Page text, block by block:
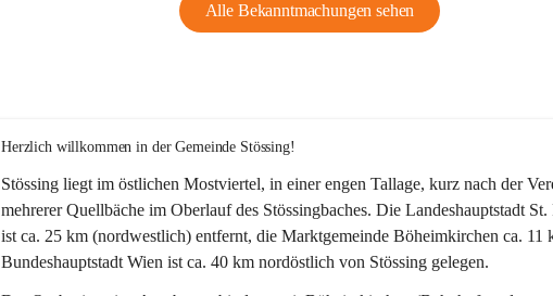
Alle Bekanntmachungen sehen
Herzlich willkommen in der Gemeinde Stössing!
Stössing liegt im östlichen Mostviertel, in einer engen Tallage, kurz nach der
mehrerer Quellbäche im Oberlauf des Stössingbaches. Die Landeshauptstadt
ist ca. 25 km (nordwestlich) entfernt, die Marktgemeinde Böheimkirchen ca.
Bundeshauptstadt Wien ist ca. 40 km nordöstlich von Stössing gelegen.